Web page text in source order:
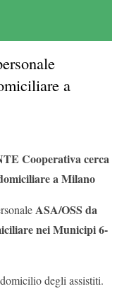
a
Cooperativa cerca
a Milano
ASA/OSS da
nei Municipi 6-
degli assistiti.